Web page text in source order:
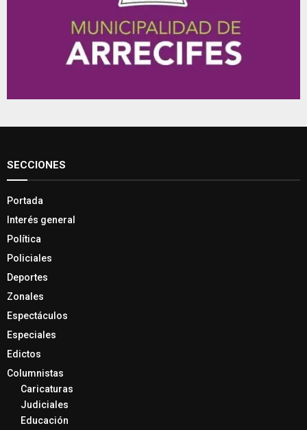
SECCIONES
Portada
Interés general
Política
Policiales
Deportes
Zonales
Espectáculos
Especiales
Edictos
Columnistas
Caricaturas
Judiciales
Educación